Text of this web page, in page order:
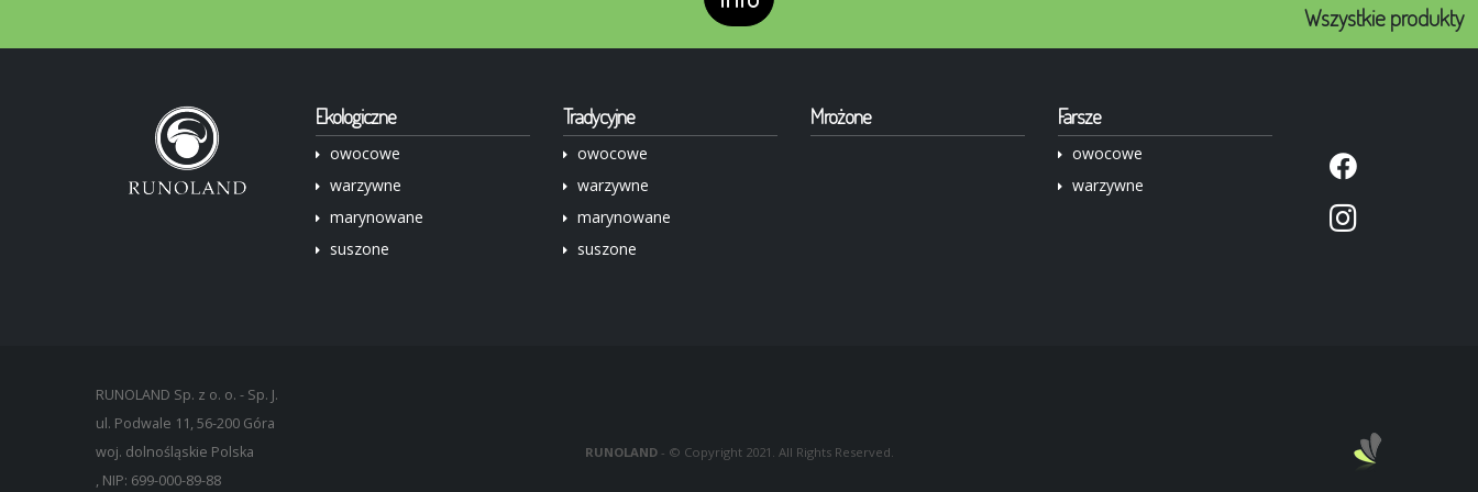
Wszystkie produkty
Ekologiczne
owocowe
warzywne
marynowane
suszone
Tradycyjne
owocowe
warzywne
marynowane
suszone
Mrożone Farsze
owocowe
warzywne
RUNOLAND Sp. z o. o. - Sp. J.
ul. Podwale 11, 56-200 Góra
woj. dolnośląskie Polska
, NIP: 699-000-89-88
RUNOLAND- © Copyright 2021. All Rights Reserved.